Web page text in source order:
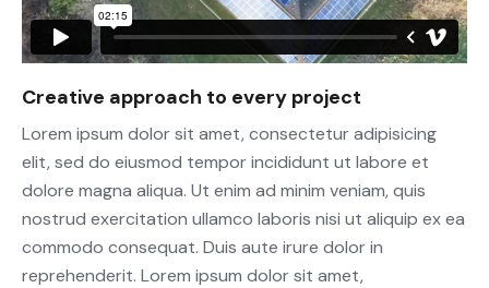
Creative approach to every project
Lorem ipsum dolor sit amet, consectetur adipisicing
elit, sed do eiusmod tempor incididunt ut labore et
dolore magna aliqua. Ut enim ad minim veniam, quis
nostrud exercitation ullamco laboris nisi ut aliquip ex ea
commodo consequat. Duis aute irure dolor in
reprehenderit. Lorem ipsum dolor sit amet,